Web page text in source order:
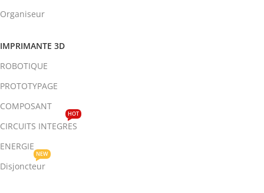
Organiseur
IMPRIMANTE 3D
ROBOTIQUE
PROTOTYPAGE
COMPOSANT
CIRCUITS INTEGRES
HOT
ENERGIE
Disjoncteur
NEW